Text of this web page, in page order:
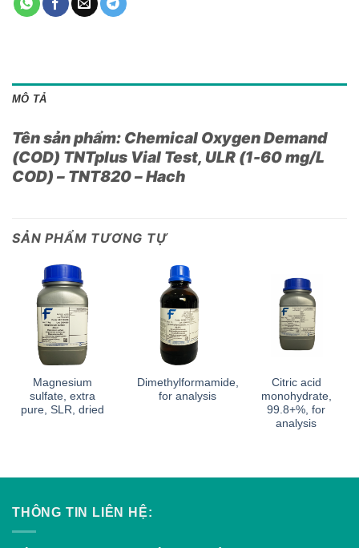
MÔ TẢ
Tên sản phẩm: Chemical Oxygen Demand
(COD) TNTplus Vial Test, ULR (1-60 mg/L
COD) – TNT820 – Hach
SẢN PHẨM TƯƠNG TỰ
Magnesium
sulfate, extra
pure, SLR, dried
Dimethylformamide,
for analysis
Citric acid
monohydrate,
99.8+%, for
analysis
THÔNG TIN LIÊN HỆ: